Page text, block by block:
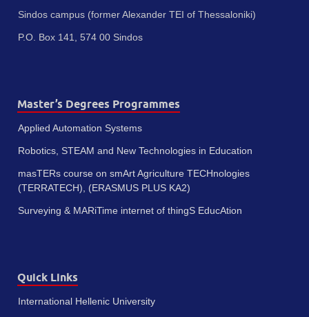
Sindos campus (former Alexander TEI of Thessaloniki)
P.O. Box 141, 574 00 Sindos
Master’s Degrees Programmes
Applied Automation Systems
Robotics, STEAM and New Technologies in Education
masTERs course on smArt Agriculture TECHnologies
(TERRATECH), (ERASMUS PLUS KA2)
Surveying & MARiTime internet of thingS EducAtion
Quick Links
International Hellenic University